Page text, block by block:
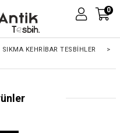
0
SIKMA KEHRİBAR TESBİHLER
>